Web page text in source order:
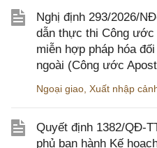
Nghị định 293/2026/
dẫn thực thi Công ước
miễn hợp pháp hóa
ngoài (Công ước
Ngoại giao Xuất nhập
Quyết định 1382/QĐ-
phủ ban hành Kế